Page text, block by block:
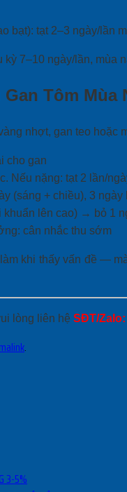
bạt): tạt 2–3 ngày/lần
7–10 ngày/lần, mùa
Tôm Mùa
nhợt, gan teo
cho gan
Nếu nặng: tạt 2 lần/
(sáng + chiều), 3 ngày
khuẩn lên cao) → bỏ 1
cân nhắc thu sớm
khi thấy vấn đề —
lòng liên hệ SĐT/Zalo:
.
3-5%